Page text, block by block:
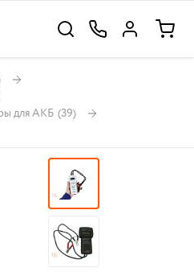
для АКБ (39)